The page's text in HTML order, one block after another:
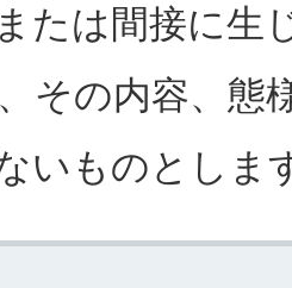
たは間接に生
その内容、態
いものとしま